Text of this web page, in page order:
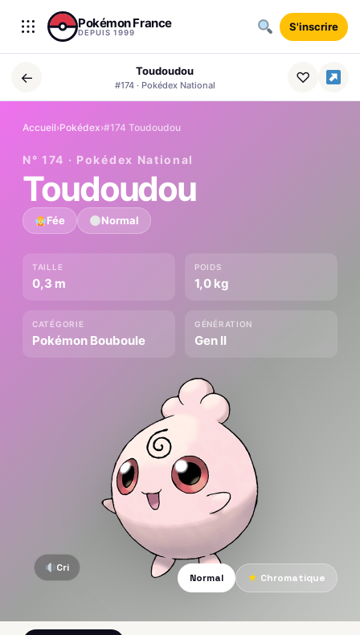
Aller au contenu
Pokémon France
DEPUIS 1999 S'inscrire
← Toudoudou
#174 · Pokédex National ♡
Accueil›Pokédex›#174 Toudoudou
N° 174 · Pokédex National
Toudoudou
Fée Normal
TAILLE
0,3 m
POIDS
1,0 kg
CATÉGORIE
Pokémon Bouboule
GÉNÉRATION
Gen II
Cri
Normal
★ Chromatique